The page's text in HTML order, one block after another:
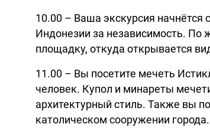
10.00 – Ваша экскурсия
Индонезии за независимость.
площадку, откуда открывается
11.00 – Вы посетите мечеть
человек. Купол и минареты
архитектурный стиль. Также вы
католическом сооружении города.